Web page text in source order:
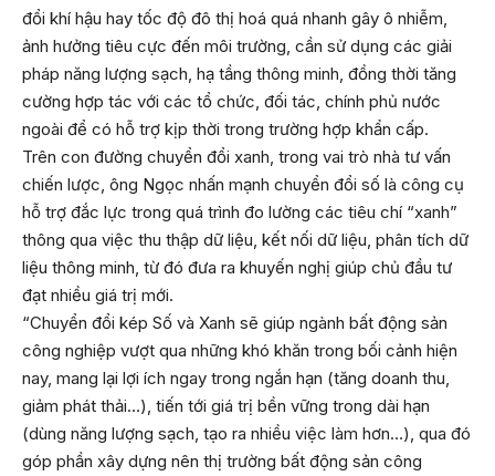
đổi khí hậu hay tốc độ đô thị hoá quá nhanh gây ô nhiễm,
ảnh hưởng tiêu cực đến môi trường, cần sử dụng các giải
pháp năng lượng sạch, hạ tầng thông minh, đồng thời tăng
cường hợp tác với các tổ chức, đối tác, chính phủ nước
ngoài để có hỗ trợ kịp thời trong trường hợp khẩn cấp.
Trên con đường chuyển đổi xanh, trong vai trò nhà tư vấn
chiến lược, ông Ngọc nhấn mạnh chuyển đổi số là công cụ
hỗ trợ đắc lực trong quá trình đo lường các tiêu chí “xanh”
thông qua việc thu thập dữ liệu, kết nối dữ liệu, phân tích dữ
liệu thông minh, từ đó đưa ra khuyến nghị giúp chủ đầu tư
đạt nhiều giá trị mới.
“Chuyển đổi kép Số và Xanh sẽ giúp ngành bất động sản
công nghiệp vượt qua những khó khăn trong bối cảnh hiện
nay, mang lại lợi ích ngay trong ngắn hạn (tăng doanh thu,
giảm phát thải…), tiến tới giá trị bền vững trong dài hạn
(dùng năng lượng sạch, tạo ra nhiều việc làm hơn…), qua đó
góp phần xây dựng nên thị trường bất động sản công